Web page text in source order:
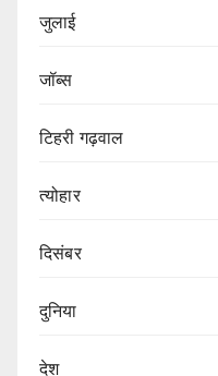
जुलाई
जॉब्स
टिहरी गढ़वाल
त्योहार
दिसंबर
दुनिया
देश